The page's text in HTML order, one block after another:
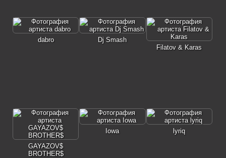
dabro
Dj Smash
Filatov & Karas
GAYAZOV$
BROTHER$
Iowa lyriq